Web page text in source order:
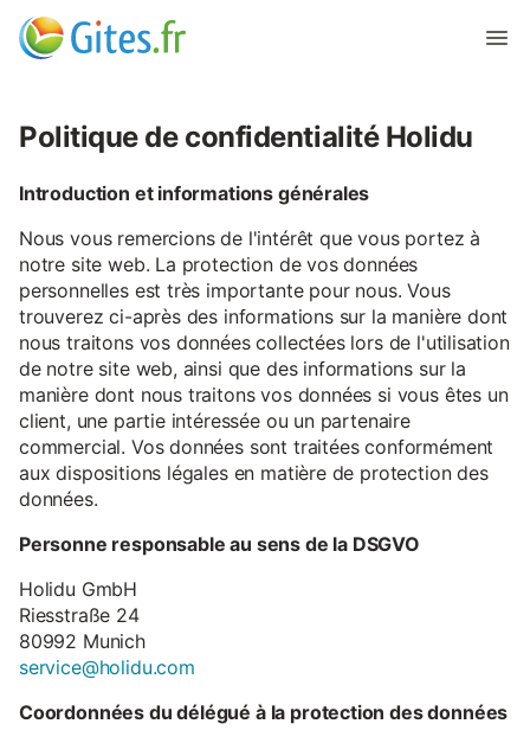
Politique de confidentialité Holidu
Introduction et informations générales
Nous vous remercions de l'intérêt que vous portez à
notre site web. La protection de vos données
personnelles est très importante pour nous. Vous
trouverez ci-après des informations sur la manière dont
nous traitons vos données collectées lors de l'utilisation
de notre site web, ainsi que des informations sur la
manière dont nous traitons vos données si vous êtes un
client, une partie intéressée ou un partenaire
commercial. Vos données sont traitées conformément
aux dispositions légales en matière de protection des
données.
Personne responsable au sens de la DSGVO
Holidu GmbH
Riesstraße 24
80992 Munich
service@holidu.com
Coordonnées du délégué à la protection des données